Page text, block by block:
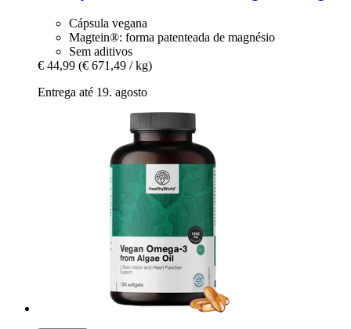
Cápsula vegana
Magtein®: forma patenteada de magnésio
Sem aditivos
€ 44,99 (€ 671,49 / kg)
Entrega até 19. agosto